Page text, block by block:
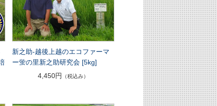
新之助-越後上越のエコファーマ
ー蛍の里新之助研究会 [5kg]
4,450円
（税込み）